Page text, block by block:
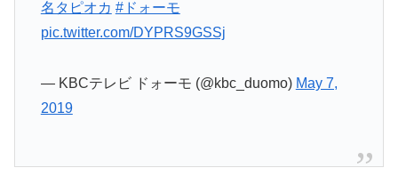
名タピオカ #ドォーモ
pic.twitter.com/DYPRS9GSSj
— KBCテレビ ドォーモ (@kbc_duomo) May 7,
2019